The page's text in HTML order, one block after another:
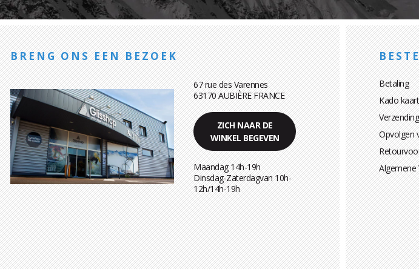
BRENG ONS EEN BEZOEK
67 rue des Varennes
63170 AUBIÈRE FRANCE
ZICH NAAR DE
WINKEL BEGEVEN
Maandag 14h-19h
Dinsdag-Zaterdagvan 10h-
12h/14h-19h
Betaling
Kado kaart
Opvolgen
Algemene